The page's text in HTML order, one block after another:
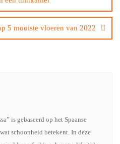
5 mooiste vloeren van 2022
is gebaseerd op het Spaanse
schoonheid betekent. In deze